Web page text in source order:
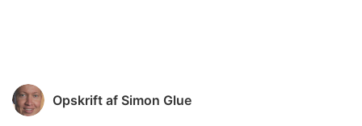
Opskrift af Simon Glue